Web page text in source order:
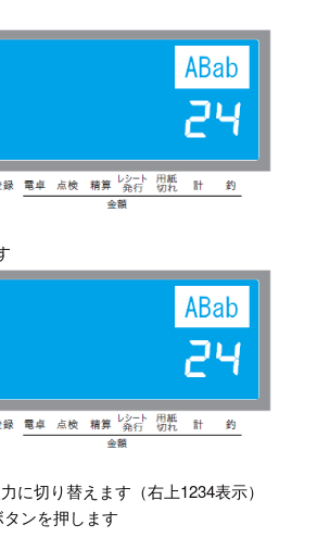
に切り替えます（右上1234表示）
タンを押します